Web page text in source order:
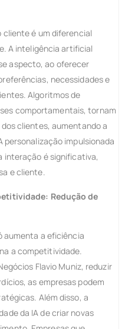
cliente é um diferencial
A inteligência artificial
aspecto, ao oferecer
necessidades e
Algoritmos de
comportamentais, tornam
clientes, aumentando a
impulsionada
interação é significativa,
e cliente.
Redução de
aumenta a eficiência
a competitividade.
Flavio Muniz, reduzir
as empresas podem
Além disso, a
da IA de criar novas